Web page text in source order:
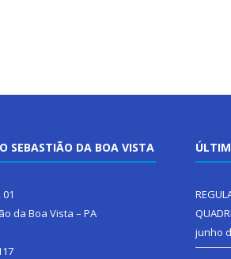
SEBASTIÃO DA BOA VISTA
da Boa Vista – PA
junho